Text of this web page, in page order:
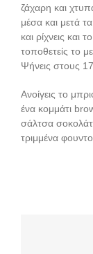
ζάχαρη και
μέσα και μετά
και ρίχνεις και
τοποθετείς το
Ψήνεις στους
Ανοίγεις το
ένα κομμάτι
σάλτσα
τριμμένα